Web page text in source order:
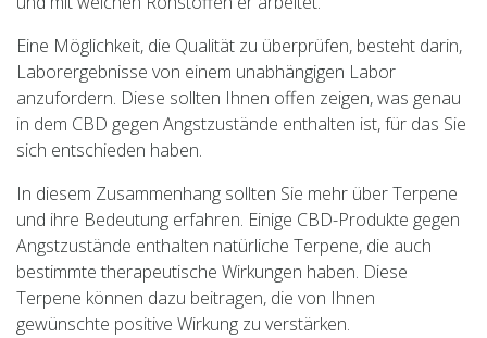
Eine Möglichkeit, die Qualität zu überprüfen, besteht darin,
Laborergebnisse von einem unabhängigen Labor
anzufordern. Diese sollten Ihnen offen zeigen, was genau
in dem CBD gegen Angstzustände enthalten ist, für das Sie
sich entschieden haben.
In diesem Zusammenhang sollten Sie mehr über Terpene
und ihre Bedeutung erfahren. Einige CBD-Produkte gegen
Angstzustände enthalten natürliche Terpene, die auch
bestimmte therapeutische Wirkungen haben. Diese
Terpene können dazu beitragen, die von Ihnen
gewünschte positive Wirkung zu verstärken.